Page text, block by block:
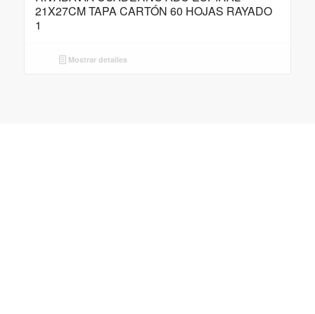
21X27CM TAPA CARTÓN 60 HOJAS RAYADO
1
Mostrar detalles